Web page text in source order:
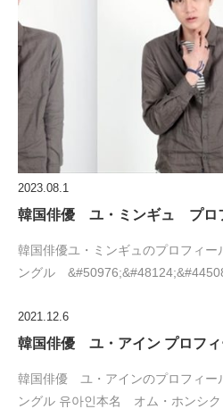
2023.08.1
韓国俳優 ユ・ミンギュ プロ
韓国俳優ユ・ミンギュのプロフィ
ングル
2021.12.6
韓国俳優 ユ・アイン プロフィ
韓国俳優 ユ・アインのプロフィー
ングル 유아인本名 オム・ホンシ